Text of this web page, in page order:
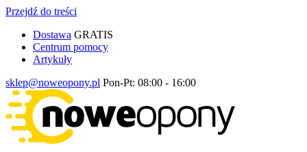
Przejdź do treści
Dostawa GRATIS
Centrum pomocy
Artykuły
sklep@noweopony.pl Pon-Pt: 08:00 - 16:00